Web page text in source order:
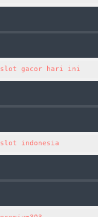
slot gacor hari ini
slot indonesia